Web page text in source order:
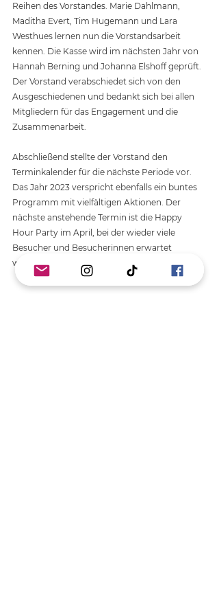
Reihen des Vorstandes. Marie Dahlmann,
Maditha Evert, Tim Hugemann und Lara
Westhues lernen nun die Vorstandsarbeit
kennen. Die Kasse wird im nächsten Jahr von
Hannah Berning und Johanna Elshoff geprüft.
Der Vorstand verabschiedet sich von den
Ausgeschiedenen und bedankt sich bei allen
Mitgliedern für das Engagement und die
Zusammenarbeit.
Abschließend stellte der Vorstand den
Terminkalender für die nächste Periode vor.
Das Jahr 2023 verspricht ebenfalls ein buntes
Programm mit vielfältigen Aktionen. Der
nächste anstehende Termin ist die Happy
Hour Party im April, bei der wieder viele
Besucher und Besucherinnen erwartet
werden.